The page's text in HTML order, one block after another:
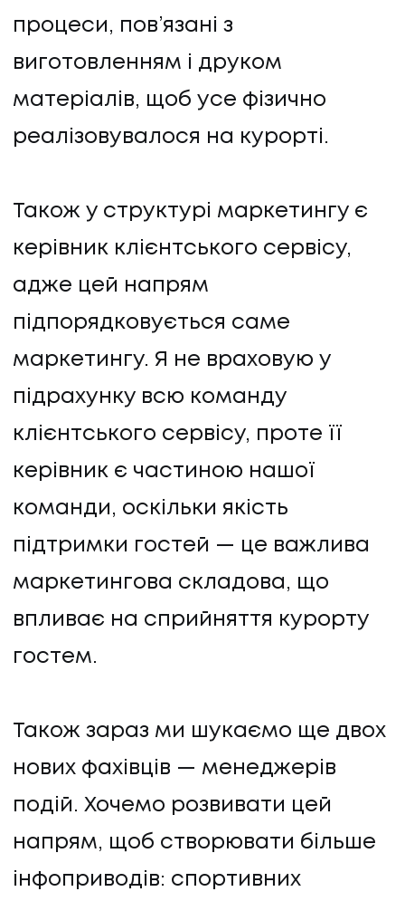
процеси, пов’язані з
виготовленням і друком
матеріалів, щоб усе фізично
реалізовувалося на курорті.
Також у структурі маркетингу є
керівник клієнтського сервісу,
адже цей напрям
підпорядковується саме
маркетингу. Я не враховую у
підрахунку всю команду
клієнтського сервісу, проте її
керівник є частиною нашої
команди, оскільки якість
підтримки гостей — це важлива
маркетингова складова, що
впливає на сприйняття курорту
гостем.
Також зараз ми шукаємо ще двох
нових фахівців — менеджерів
подій. Хочемо розвивати цей
напрям, щоб створювати більше
інфоприводів: спортивних
ПОСЛУГИ
КЕЙСИ
КЕЙСИ
ПРО НАС